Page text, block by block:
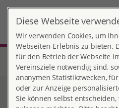
Start Nordrhein-Westfalen
Beratungsinhalte
Diese Webseite
Wir verwenden Cookies, um
Webseiten-Erlebnis zu bieten.
für den Betrieb der Webseite
Vereinsziele notwendig sind,
anonymen Statistikzwecken,
oder zur Anzeige
Sie können selbst entscheiden,